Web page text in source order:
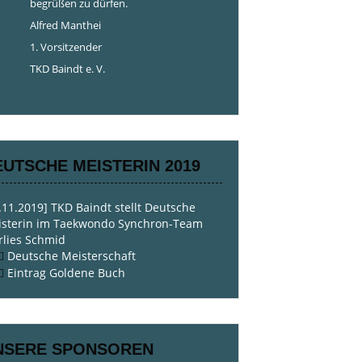
begrüßen zu dürfen.
Alfred Manthei
1. Vorsitzender
TKD Baindt e. V.
MEISTERIN 2019
TKD Baindt stellt Deutsche
im Taekwondo Synchron-Team
Schmid
Deutsche Meisterschaft
Eintrag Goldene Buch
SPONSOREN